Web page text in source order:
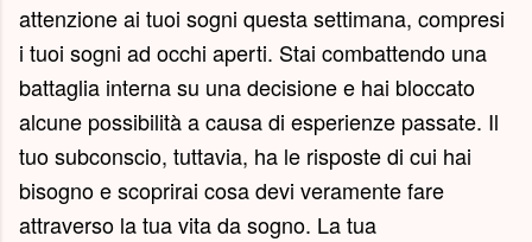
attenzione ai tuoi sogni questa settimana, compresi
i tuoi sogni ad occhi aperti. Stai combattendo una
battaglia interna su una decisione e hai bloccato
alcune possibilità a causa di esperienze passate. Il
tuo subconscio, tuttavia, ha le risposte di cui hai
bisogno e scoprirai cosa devi veramente fare
attraverso la tua vita da sogno. La tua